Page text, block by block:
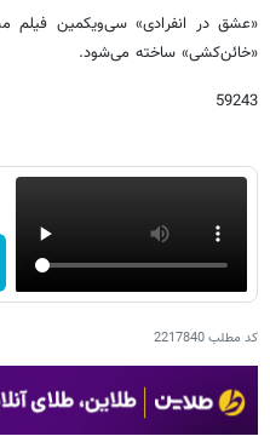
«خائن‌کشی» ساخته می‌شود.
59243
کد مطلب2217840